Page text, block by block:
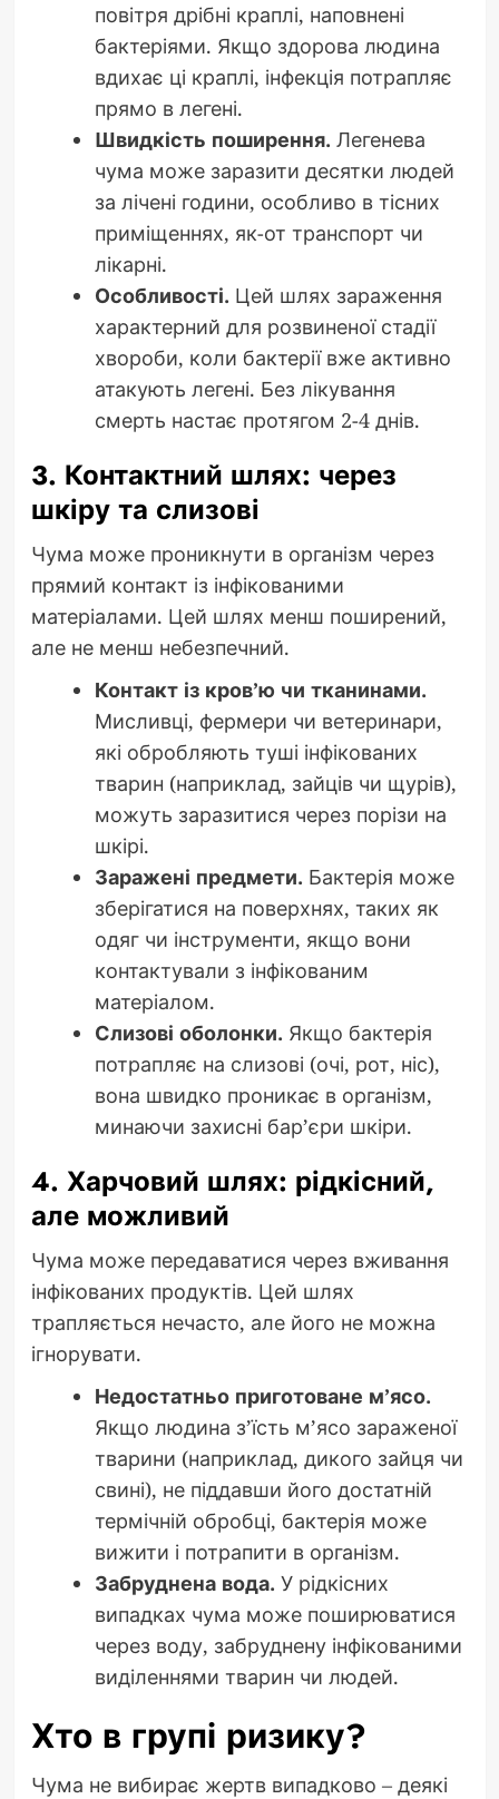
повітря дрібні краплі, наповнені
бактеріями. Якщо здорова людина
вдихає ці краплі, інфекція потрапляє
прямо в легені.
Швидкість поширення. Легенева
чума може заразити десятки людей
за лічені години, особливо в тісних
приміщеннях, як-от транспорт чи
лікарні.
Особливості. Цей шлях зараження
характерний для розвиненої стадії
хвороби, коли бактерії вже активно
атакують легені. Без лікування
смерть настає протягом 2-4 днів.
3. Контактний шлях: через
шкіру та слизові
Чума може проникнути в організм через
прямий контакт із інфікованими
матеріалами. Цей шлях менш поширений,
але не менш небезпечний.
Контакт із кров’ю чи тканинами.
Мисливці, фермери чи ветеринари,
які обробляють туші інфікованих
тварин (наприклад, зайців чи щурів),
можуть заразитися через порізи на
шкірі.
Заражені предмети. Бактерія може
зберігатися на поверхнях, таких як
одяг чи інструменти, якщо вони
контактували з інфікованим
матеріалом.
Слизові оболонки. Якщо бактерія
потрапляє на слизові (очі, рот, ніс),
вона швидко проникає в організм,
минаючи захисні бар’єри шкіри.
4. Харчовий шлях: рідкісний,
але можливий
Чума може передаватися через вживання
інфікованих продуктів. Цей шлях
трапляється нечасто, але його не можна
ігнорувати.
Недостатньо приготоване м’ясо.
Якщо людина з’їсть м’ясо зараженої
тварини (наприклад, дикого зайця чи
свині), не піддавши його достатній
термічній обробці, бактерія може
вижити і потрапити в організм.
Забруднена вода. У рідкісних
випадках чума може поширюватися
через воду, забруднену інфікованими
виділеннями тварин чи людей.
Хто в групі ризику?
Чума не вибирає жертв випадково – деякі